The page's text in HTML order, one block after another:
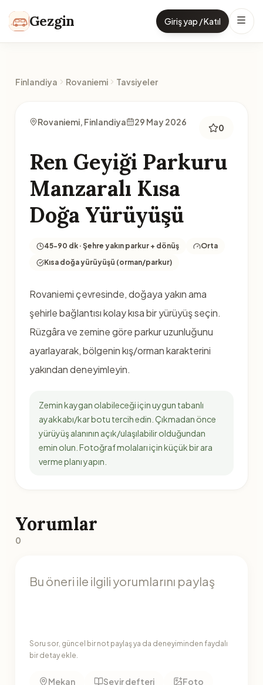
Gezgin Giriş yap / Katıl
Finlandiya Rovaniemi Tavsiyeler
Rovaniemi, Finlandiya 29 May 2026
0
Ren Geyiği Parkuru
Manzaralı Kısa
Doğa Yürüyüşü
45-90 dk · Şehre yakın parkur + dönüş
Orta
Kısa doğa yürüyüşü (orman/parkur)
Rovaniemi çevresinde, doğaya yakın ama
şehirle bağlantısı kolay kısa bir yürüyüş seçin.
Rüzgâra ve zemine göre parkur uzunluğunu
ayarlayarak, bölgenin kış/orman karakterini
yakından deneyimleyin.
Zemin kaygan olabileceği için uygun tabanlı
ayakkabı/kar botu tercih edin. Çıkmadan önce
yürüyüş alanının açık/ulaşılabilir olduğundan
emin olun. Fotoğraf molaları için küçük bir ara
verme planı yapın.
Yorumlar
0
Soru sor, güncel bir not paylaş ya da deneyiminden faydalı
bir detay ekle.
Mekan Seyir defteri
Foto